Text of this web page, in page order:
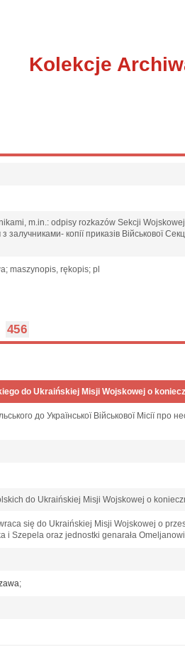
Kolekcje
m.in.: odpisy rozkazów Sekcji
залучниками- копії приказів Військової
maszynopis, rękopis; pl
456
do Ukraińskiej Misji Wojskowej o
до Української Військової Місії про
do Ukraińskiej Misji Wojskowej o
się do Ukraińskiej Misji Wojskowej o
i Szepela oraz jednostki genarała
;